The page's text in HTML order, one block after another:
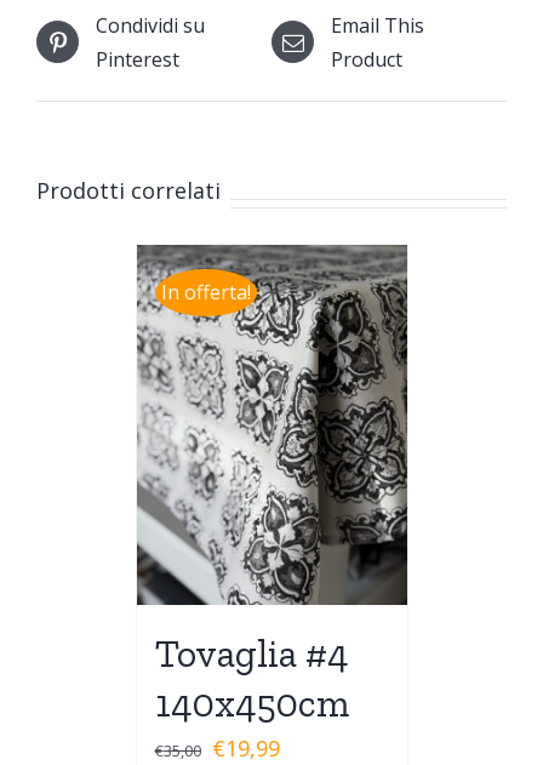
Condividi su
Pinterest
Email This
Product
Prodotti correlati
In offerta!
Tovaglia #4
140x450cm
€35,00 €19,99